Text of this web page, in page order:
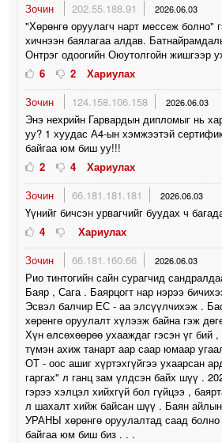
Зочин
202.55.188.91 2026.06.03
"Хөрөнгө оруулагч нарт мессеж болно"
хичнээн баялагаа алдав.
Онтрэг одоогийн Оюутолгойн жишгээр
6
2
Хариулах
Зочин
124.158.106.158 2026.06.03
Энэ нехрийн Гарвардын дипломыг нь
уу? 1 хуудас А4-ын хэмжээтэй
байгаа юм биш уу!!!
2
4
Хариулах
Зочин
66.181.181.181 2026.06.03
Үүнийг бичсэн урвагчийг буудах ч
4
Хариулах
Зочин
66.181.160.66 2026.06.03
Рио тинтогийн сайн сурагчид
Баяр , Сага . Баярцогт нар нэрээ
Эсвэл балчир ЕС - аа элсүүлчихэж .
хөрөнгө оруулалт хүлээж байна гэж
Хүн өлсөхөөрөө ухааждаг гэсэн үг бий
түмэн ахиж танарт аар саар юмаар
ОТ - оос ашиг хүртэхгүйгээ ухаарсан
гаргах" л ганц зам үлдсэн байх шүү .
гэрээ хэлцэл хийхгүй бол гүйцээ ,
л шахалт хийж байсан шүү . Баян айлын
УРАНЫ хөрөнгө оруулалтад саад
байгаа юм биш биз . . .